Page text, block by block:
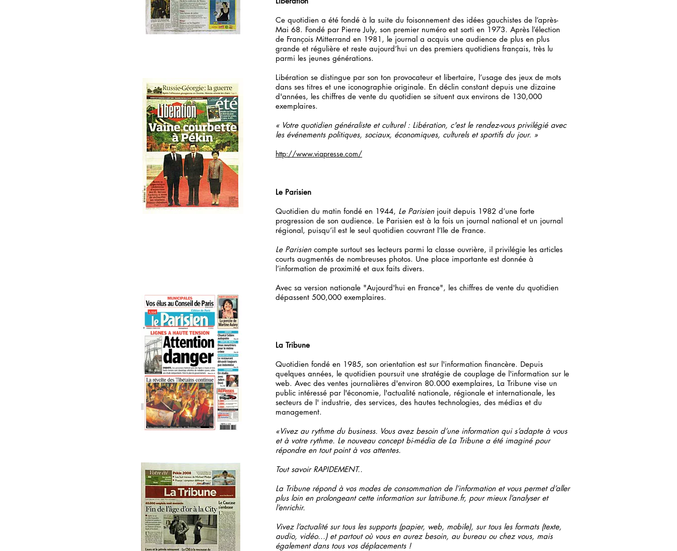
Ce quotidien a été fondé à la suite du foisonnement des idées gauchistes de l’après-
Mai 68. Fondé par Pierre July, son premier numéro est sorti en 1973. Après l’élection
de François Mitterrand en 1981, le journal a acquis une audience de plus en plus
grande et régulière et reste aujourd’hui un des premiers quotidiens français, très lu
parmi les jeunes générations.
Libération se distingue par son ton provocateur et libertaire, l’usage des jeux de mots
dans ses titres et une iconographie originale. En déclin constant depuis une dizaine
d'années, les chiffres de vente du quotidien se situent aux environs de 130,000
exemplaires.
« Votre quotidien généraliste et culturel : Libération, c'est le rendez-vous privilégié avec
les événements politiques, sociaux, économiques, culturels et sportifs du jour. »
http://www.viapresse.com/
Le Parisien
Quotidien du matin fondé en 1944, Le Parisien jouit depuis 1982 d’une forte
progression de son audience. Le Parisien est à la fois un journal national et un journal
régional, puisqu’il est le seul quotidien couvrant l’Ile de France.
Le Parisien compte surtout ses lecteurs parmi la classe ouvrière, il privilégie les articles
courts augmentés de nombreuses photos. Une place importante est donnée à
l’information de proximité et aux faits divers.
Avec sa version nationale "Aujourd'hui en France", les chiffres de vente du quotidien
dépassent 500,000 exemplaires.
La Tribune
Quotidien fondé en 1985, son orientation est sur l'information financère. Depuis
quelques années, le quotidien poursuit une stratégie de couplage de l'information sur le
web. Avec des ventes journalières d'environ 80.000 exemplaires, La Tribune vise un
public intéressé par l'économie, l'actualité nationale, régionale et internationale, les
secteurs de l' industrie, des services, des hautes technologies, des médias et du
management.
«Vivez au rythme du business. Vous avez besoin d’une information qui s’adapte à vous
et à votre rythme. Le nouveau concept bi-média de La Tribune a été imaginé pour
répondre en tout point à vos attentes.
Tout savoir RAPIDEMENT..
La Tribune répond à vos modes de consommation de l’information et vous permet d’aller
plus loin en prolongeant cette information sur latribune.fr, pour mieux l’analyser et
l’enrichir.
Vivez l’actualité sur tous les supports (papier, web, mobile), sur tous les formats (texte,
audio, vidéo...) et partout où vous en aurez besoin, au bureau ou chez vous, mais
également dans tous vos déplacements !